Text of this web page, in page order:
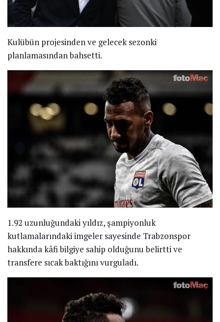
Kulübün projesinden ve gelecek sezonki
planlamasından bahsetti.
1.92 uzunluğundaki yıldız, şampiyonluk
kutlamalarındaki imgeler sayesinde Trabzonspor
hakkında kâfi bilgiye sahip olduğunu belirtti ve
transfere sıcak baktığını vurguladı.